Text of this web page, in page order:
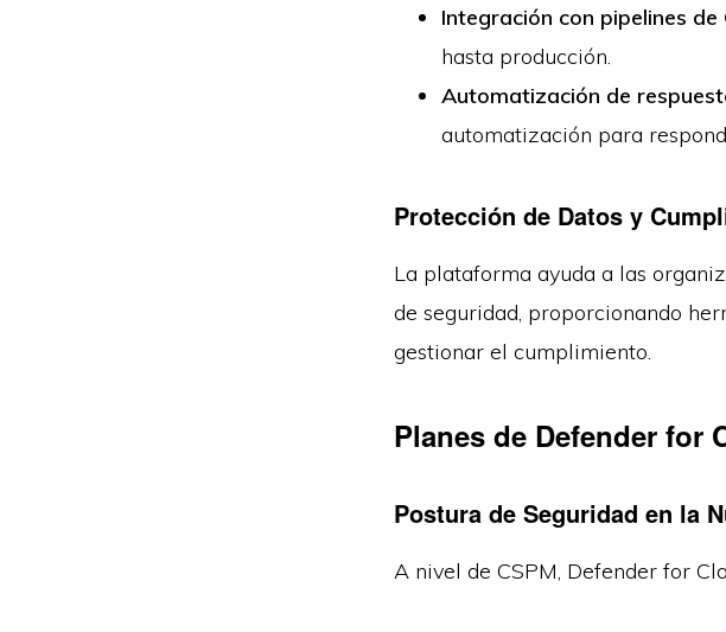
Integración con pipelines de
hasta producción.
Automatización de
automatización para
Protección de Datos y
La plataforma ayuda a las
de seguridad, proporcionando
gestionar el cumplimiento.
Planes de Defender for
Postura de Seguridad en la
A nivel de CSPM, Defender for